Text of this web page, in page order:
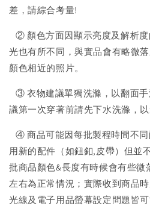
差，請綜合考量!
② 顏色方面因顯示亮度及解析
光也有所不同，與實品會有略微
顏色相近的照片。
③ 衣物建議單獨洗滌，以翻面
議第一次穿著前請先下水洗滌，
④ 商品可能因每批製程時間不
用新的配件（如鈕釦,皮帶）但並
批商品顏色&長度有時候會有些微
左右為正常情況；實際收到商品
光線及電子用品螢幕設定問題皆